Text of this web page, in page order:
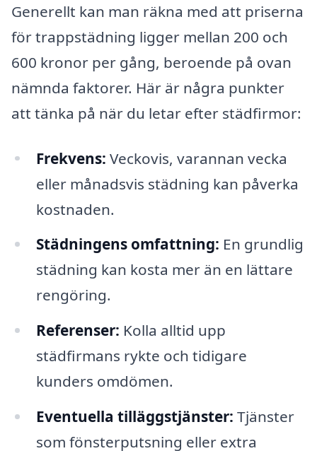
Generellt kan man räkna med att priserna
för trappstädning ligger mellan 200 och
600 kronor per gång, beroende på ovan
nämnda faktorer. Här är några punkter
att tänka på när du letar efter städfirmor:
Frekvens: Veckovis, varannan vecka
eller månadsvis städning kan påverka
kostnaden.
Städningens omfattning: En grundlig
städning kan kosta mer än en lättare
rengöring.
Referenser: Kolla alltid upp
städfirmans rykte och tidigare
kunders omdömen.
Eventuella tilläggstjänster: Tjänster
som fönsterputsning eller extra